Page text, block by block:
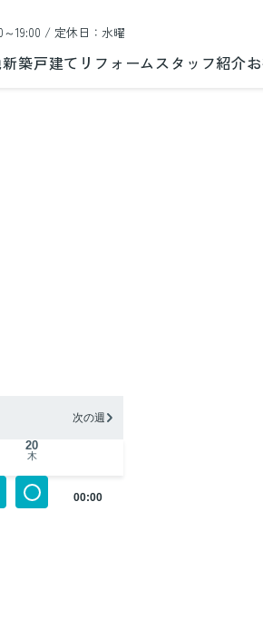
～19:00 / 定休日：水曜
新築戸建て リフォーム スタッフ紹介
次の週
20
木
00:00